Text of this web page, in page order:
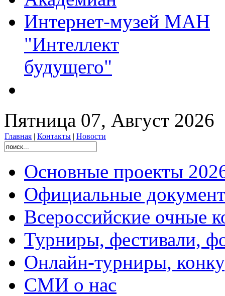
Интернет-музей МАН
"Интеллект
будущего"
Пятница 07, Август 2026
Главная | Контакты | Новости
Основные проекты
Официальные
Всероссийские очные
Турниры, фестивали,
Онлайн-турниры,
СМИ о нас